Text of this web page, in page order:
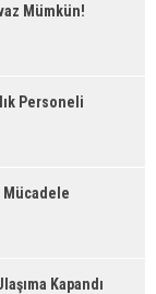
Mümkün!
Personeli
Mücadele
Kapandı